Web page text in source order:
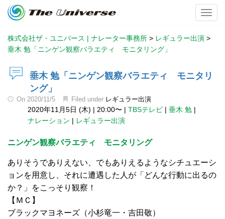
株式会社ザ・ユニバース | ナレーター事務所 > レギュラー出演 >
垂木 勉「ニンゲン観察バラエティ モニタリング」
垂木 勉「ニンゲン観察バラエティ モニタリ
ング」
On 2020/11/5 Filed under レギュラー出演
2020年11月5日 (木) | 20:00〜 | TBSテレビ | 垂木 勉 |
ナレーション | レギュラー出演
ニンゲン観察バラエティ モニタリング
ありそうでありえない、でもありえるようなシチュエーシ
ョンを用意し、それに遭遇した人が「どんな行動に出るの
か？」をこっそり観察！
【ＭＣ】
ブラックマヨネーズ（小杉竜一・吉田敬）